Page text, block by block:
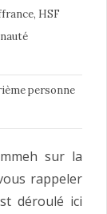
HSF
personne
sur la
rappeler
déroulé ici